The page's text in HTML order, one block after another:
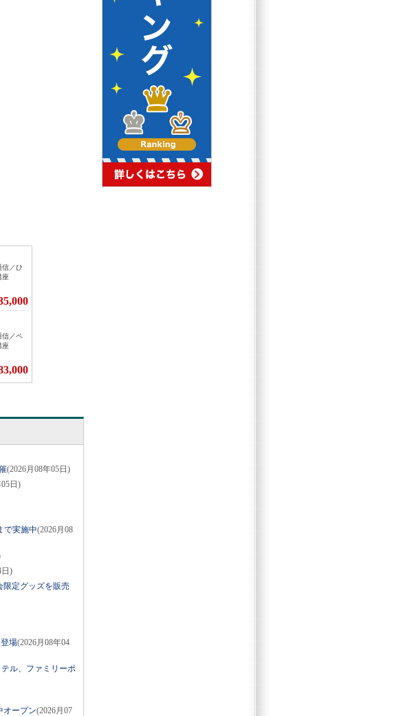
(2026月08年05日)
日)
で実施中(2026月08
日)
限定グッズを販売
場(2026月08年04
ル、ファミリーポ
オープン(2026月07